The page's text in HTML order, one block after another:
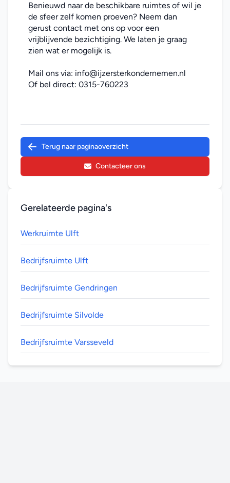
Benieuwd naar de beschikbare ruimtes of wil je
de sfeer zelf komen proeven? Neem dan
gerust contact met ons op voor een
vrijblijvende bezichtiging. We laten je graag
zien wat er mogelijk is.
Mail ons via: info@ijzersterkondernemen.nl
Of bel direct: 0315-760223
Terug naar paginaoverzicht
Contacteer ons
Gerelateerde pagina's
Werkruimte Ulft
Bedrijfsruimte Ulft
Bedrijfsruimte Gendringen
Bedrijfsruimte Silvolde
Bedrijfsruimte Varsseveld